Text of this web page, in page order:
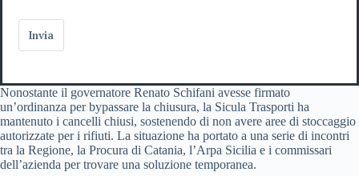
Invia
Nonostante il governatore Renato Schifani avesse firmato
un’ordinanza per bypassare la chiusura, la Sicula Trasporti ha
mantenuto i cancelli chiusi, sostenendo di non avere aree di stoccaggio
autorizzate per i rifiuti. La situazione ha portato a una serie di incontri
tra la Regione, la Procura di Catania, l’Arpa Sicilia e i commissari
dell’azienda per trovare una soluzione temporanea.